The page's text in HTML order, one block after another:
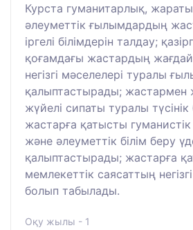
Курста гуманитарлық,
әлеуметтік ғылымдардың
іргелі білімдерін талдау;
қоғамдағы жастардың
негізгі мәселелері туралы
қалыптастырады; жастармен
жүйелі сипаты туралы түсінік
жастарға қатысты
және әлеуметтік білім беру
қалыптастырады; жастарға
мемлекеттік саясаттың
болып табылады.
Оқу жылы - 1